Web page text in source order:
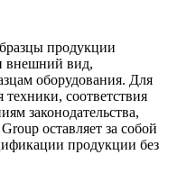
продукции
внешний вид,
оборудования. Для
соответствия
законодательства,
оставляет за собой
продукции без